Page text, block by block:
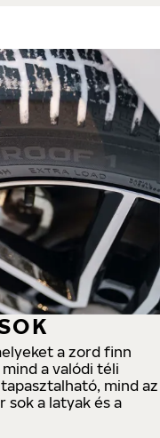
a zord finn
a valódi téli
mind az
sok a latyak és a